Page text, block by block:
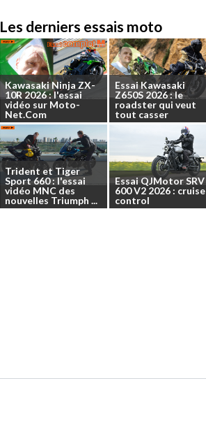
Les derniers essais moto
KawasakiNinja ZX-
10R2026: l'essai
vidéo sur Moto-
Net.Com
EssaiKawasaki
Z650S 2026:le
roadster qui veut
tout casser
Trident etTiger
Sport660:l'essai
vidéo MNC des
nouvelles Triumph ...
Essai QJMotorSRV
600V2 2026 : cruise
control